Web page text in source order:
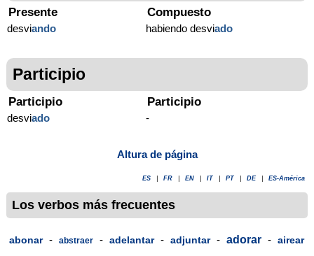
Presente
desviando
Compuesto
habiendo desviado
Participio
Participio
desviado
Participio
-
Altura de página
ES FR EN IT PT DE ES-América
Los verbos más frecuentes
abonar - abstraer - adelantar - adjuntar - adorar - airear